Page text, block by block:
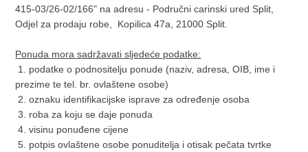
415-03/26-02/166" na adresu - Područni carinski ured Split,
Odjel za prodaju robe, Kopilica 47a, 21000 Split.
Ponuda mora sadržavati sljedeće podatke:
1. podatke o podnositelju ponude (naziv, adresa, OIB, ime i
prezime te tel. br. ovlaštene osobe)
2. oznaku identifikacijske isprave za određenje osoba
3. roba za koju se daje ponuda
4. visinu ponuđene cijene
5. potpis ovlaštene osobe ponuditelja i otisak pečata tvrtke